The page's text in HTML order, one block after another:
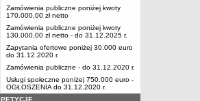
Zamówienia publiczne poniżej kwoty
170.000,00 zł netto
Zamówienia publiczne poniżej kwoty
130.000,00 zł netto - do 31.12.2025 r.
Zapytania ofertowe poniżej 30.000 euro
do 31.12.2020 r.
Zamówienia publiczne - do 31.12.2020 r.
Usługi społeczne poniżej 750.000 euro -
OGŁOSZENIA do 31.12.2020 r.
PETYCJE